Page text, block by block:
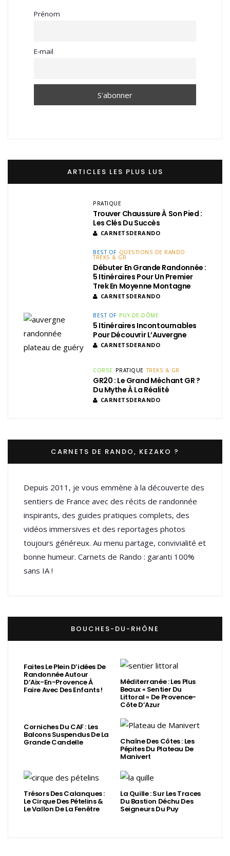
Prénom
E-mail
ARTICLES LES PLUS LUS
PRATIQUE
Trouver Chaussure À Son Pied :
Les Clés Du Succès
CARNETSDERANDO
BEST OF QUESTIONS DE RANDO
TREKS & GR
Débuter En Grande Randonnée :
5 Itinéraires Pour Un Premier
Trek En Moyenne Montagne
CARNETSDERANDO
BEST OF PUY-DE-DÔME
5 Itinéraires Incontournables
Pour Découvrir L’Auvergne
CARNETSDERANDO
CORSE PRATIQUE TREKS & GR
GR20 : Le Grand Méchant GR ?
Du Mythe À La Réalité
CARNETSDERANDO
CARNETS DE RANDO, KEZAKO ?
Depuis 2011, je vous emmène à la découverte des
sentiers de France avec des récits de randonnée
inspirants, des guides pratiques complets, des
vidéos immersives et des reportages photos
toujours généreux. Au menu partage, convivialité et
bonne humeur. Carnets de Rando : garanti 100%
sans IA !
BOUCHES-DU-RHÔNE
Faites Le Plein D’idées De
Randonnée Autour
D’Aix-En-Provence À
Faire Avec Des Enfants !
Méditerranée : Les Plus
Beaux « Sentier Du
Littoral » De Provence-
Côte D’Azur
Corniches Du CAF : Les
Balcons Suspendus De La
Grande Candelle Chaîne Des Côtes : Les
Pépites Du Plateau De
Manivert
Trésors Des Calanques :
Le Cirque Des Pételins &
Le Vallon De La Fenêtre
La Quille : Sur Les Traces
Du Bastion Déchu Des
Seigneurs Du Puy